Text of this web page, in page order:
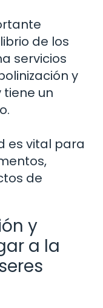
de los
servicios
y
tiene un
es vital para
de
y
a la